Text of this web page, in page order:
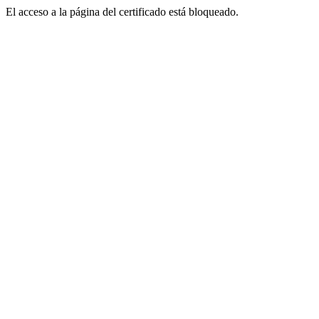
El acceso a la página del certificado está bloqueado.